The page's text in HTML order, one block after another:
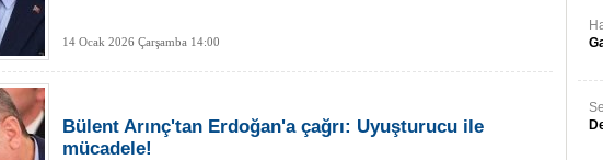
14 Ocak 2026 Çarşamba 14:00
Bülent Arınç'tan Erdoğan'a çağrı: Uyuşturucu ile
mücadele!